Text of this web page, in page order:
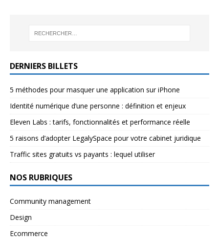
DERNIERS BILLETS
5 méthodes pour masquer une application sur iPhone
Identité numérique d’une personne : définition et enjeux
Eleven Labs : tarifs, fonctionnalités et performance réelle
5 raisons d’adopter LegalySpace pour votre cabinet juridique
Traffic sites gratuits vs payants : lequel utiliser
NOS RUBRIQUES
Community management
Design
Ecommerce